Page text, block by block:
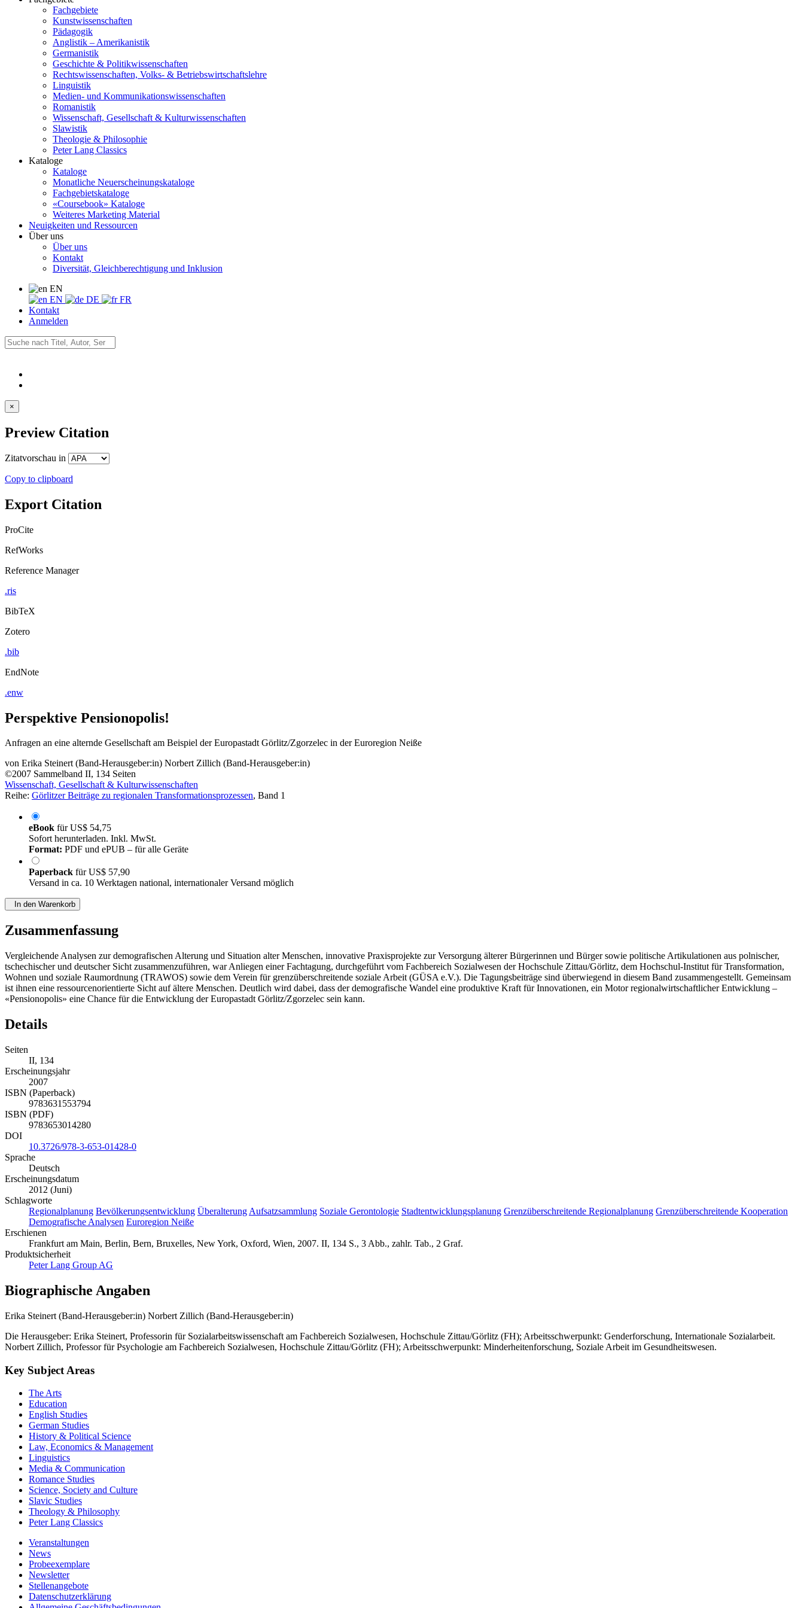
Fachgebiete
Kunstwissenschaften
Pädagogik
Anglistik – Amerikanistik
Germanistik
Geschichte & Politikwissenschaften
Rechtswissenschaften, Volks- & Betriebswirtschaftslehre
Linguistik
Medien- und Kommunikationswissenschaften
Romanistik
Wissenschaft, Gesellschaft & Kulturwissenschaften
Slawistik
Theologie & Philosophie
Peter Lang Classics
Kataloge
Kataloge
Monatliche Neuerscheinungskataloge
Fachgebietskataloge
«Coursebook» Kataloge
Weiteres Marketing Material
Neuigkeiten und Ressourcen
Über uns
Über uns
Kontakt
Diversität, Gleichberechtigung und Inklusion
EN
EN
DE
FR
Kontakt
Anmelden
×
Preview Citation
Zitatvorschau in
Copy to clipboard
Export Citation
ProCite
RefWorks
Reference Manager
.ris
BibTeX
Zotero
.bib
EndNote
.enw
Perspektive Pensionopolis!
Anfragen an eine alternde Gesellschaft am Beispiel der Europastadt Görlitz/Zgorzelec in der Euroregion Neiße
von Erika Steinert (Band-Herausgeber:in) Norbert Zillich (Band-Herausgeber:in)
©2007 Sammelband II, 134 Seiten
Wissenschaft, Gesellschaft & Kulturwissenschaften
Reihe: Görlitzer Beiträge zu regionalen Transformationsprozessen, Band 1
eBook fürUS$ 54,75
Sofort herunterladen. Inkl. MwSt.
Format: PDF und ePUB – für alle Geräte
Paperback fürUS$ 57,90
Versand in ca. 10 Werktagen national, internationaler Versand möglich
In den Warenkorb
Zusammenfassung
Vergleichende Analysen zur demografischen Alterung und Situation alter Menschen, innovative Praxisprojekte zur Versorgung älterer Bürgerinnen und Bürger sowie politische Artikulationen aus polnischer,
tschechischer und deutscher Sicht zusammenzuführen, war Anliegen einer Fachtagung, durchgeführt vom Fachbereich Sozialwesen der Hochschule Zittau/Görlitz, dem Hochschul-Institut für Transformation,
Wohnen und soziale Raumordnung (TRAWOS) sowie dem Verein für grenzüberschreitende soziale Arbeit (GÜSA e.V.). Die Tagungsbeiträge sind überwiegend in diesem Band zusammengestellt. Gemeinsam
ist ihnen eine ressourcenorientierte Sicht auf ältere Menschen. Deutlich wird dabei, dass der demografische Wandel eine produktive Kraft für Innovationen, ein Motor regionalwirtschaftlicher Entwicklung –
«Pensionopolis» eine Chance für die Entwicklung der Europastadt Görlitz/Zgorzelec sein kann.
Details
Seiten
II, 134
Erscheinungsjahr
2007
ISBN (Paperback)
9783631553794
ISBN (PDF)
9783653014280
DOI
10.3726/978-3-653-01428-0
Sprache
Deutsch
Erscheinungsdatum
2012 (Juni)
Schlagworte
Regionalplanung Bevölkerungsentwicklung Überalterung Aufsatzsammlung Soziale Gerontologie Stadtentwicklungsplanung Grenzüberschreitende Regionalplanung Grenzüberschreitende Kooperation
Demografische Analysen Euroregion Neiße
Erschienen
Frankfurt am Main, Berlin, Bern, Bruxelles, New York, Oxford, Wien, 2007. II, 134 S., 3 Abb., zahlr. Tab., 2 Graf.
Produktsicherheit
Peter Lang Group AG
Biographische Angaben
Erika Steinert (Band-Herausgeber:in) Norbert Zillich (Band-Herausgeber:in)
Die Herausgeber: Erika Steinert, Professorin für Sozialarbeitswissenschaft am Fachbereich Sozialwesen, Hochschule Zittau/Görlitz (FH); Arbeitsschwerpunkt: Genderforschung, Internationale Sozialarbeit.
Norbert Zillich, Professor für Psychologie am Fachbereich Sozialwesen, Hochschule Zittau/Görlitz (FH); Arbeitsschwerpunkt: Minderheitenforschung, Soziale Arbeit im Gesundheitswesen.
Key Subject Areas
The Arts
Education
English Studies
German Studies
History & Political Science
Law, Economics & Management
Linguistics
Media & Communication
Romance Studies
Science, Society and Culture
Slavic Studies
Theology & Philosophy
Peter Lang Classics
Veranstaltungen
News
Probeexemplare
Newsletter
Stellenangebote
Datenschutzerklärung